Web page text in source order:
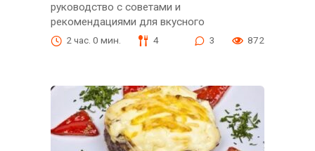
руководство с советами и
рекомендациями для вкусного
2 час. 0 мин. 4 3 872